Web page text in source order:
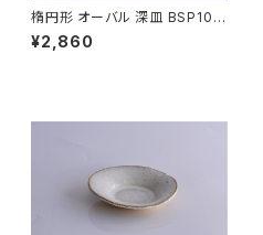
楕円形 オーバル 深皿 BSP104
¥2,860